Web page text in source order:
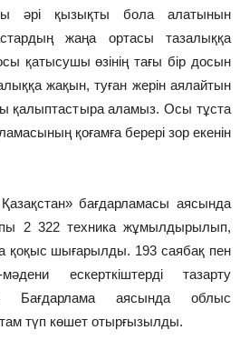
әрі қызықты бола алатынын
жаңа ортасы тазалыққа
қатысушы өзінің тағы бір досын
жақын, туған жерін аялайтын
қалыптастыра аламыз. Осы тұста
қоғамға берері зор екенін
бағдарламасы аясында
2 322 техника жұмылдырылып,
қоқыс шығарылды. 193 саябақ пен
ескерткіштерді тазарту
Бағдарлама аясында облыс
түп көшет отырғызылды.